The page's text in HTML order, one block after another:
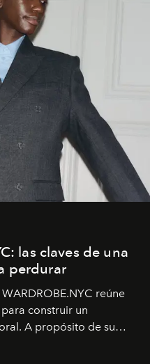
las claves de una
perdurar
reúne
construir un
A propósito de su
la firma neoyorquina y
global de la marca